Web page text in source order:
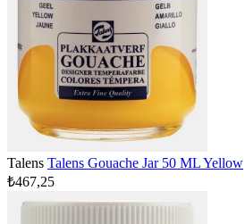
Talens Talens Gouache Jar 50 ML Yellow
₺467,25